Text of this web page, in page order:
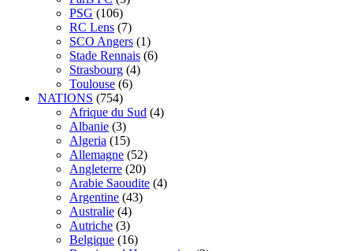
PSG (106)
RC Lens (7)
SCO Angers (1)
Stade Rennais (6)
Strasbourg (4)
Toulouse (6)
NATIONS (754)
Afrique du Sud (4)
Albanie (3)
Algeria (15)
Allemagne (52)
Angleterre (20)
Arabie Saoudite (4)
Argentine (43)
Australie (4)
Autriche (3)
Belgique (16)